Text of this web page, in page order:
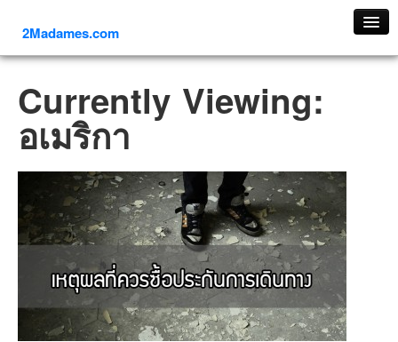
2Madames.com
ภาคเหนือ
ภาคใต้
ภาคกลาง
ภาคตะวันตก
ภาคอีสาน
ทริปต่างประเทศ
ยุโรป
รัสเซีย
Currently Viewing:
อเมริกา